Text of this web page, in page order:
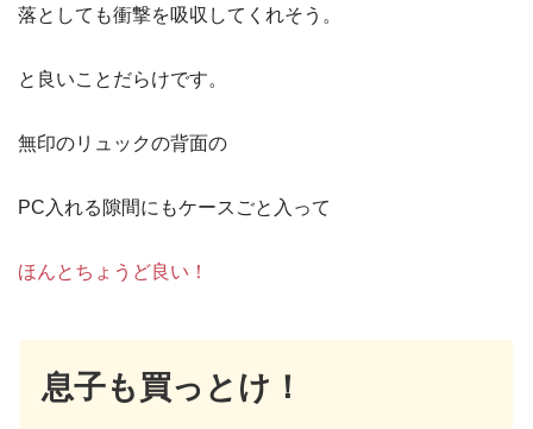
落としても衝撃を吸収してくれそう。
と良いことだらけです。
無印のリュックの背面の
PC入れる隙間にもケースごと入って
ほんとちょうど良い！
息子も買っとけ！